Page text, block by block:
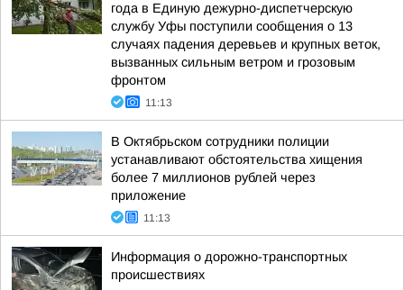
года в Единую дежурно-диспетчерскую
службу Уфы поступили сообщения о 13
случаях падения деревьев и крупных веток,
вызванных сильным ветром и грозовым
фронтом
11:13
В Октябрьском сотрудники полиции
устанавливают обстоятельства хищения
более 7 миллионов рублей через
приложение
11:13
Информация о дорожно-транспортных
происшествиях